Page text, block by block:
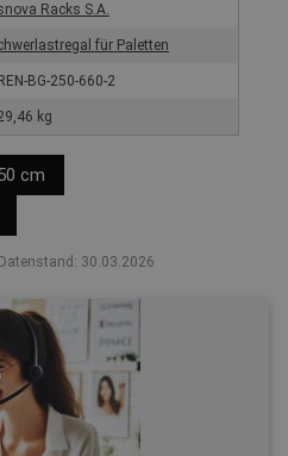
Racks S.A.
für Paletten
BG-250-660-2
kg
cm
Datenstand: 30.03.2026